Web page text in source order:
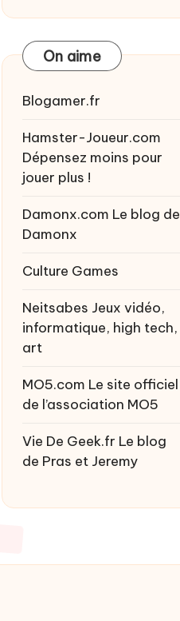
On aime
Blogamer.fr
Hamster-Joueur.com
Dépensez moins pour
jouer plus !
Damonx.com Le blog de
Damonx
Culture Games
Neitsabes Jeux vidéo,
informatique, high tech,
art
MO5.com Le site officiel
de l’association MO5
Vie De Geek.fr Le blog
de Pras et Jeremy